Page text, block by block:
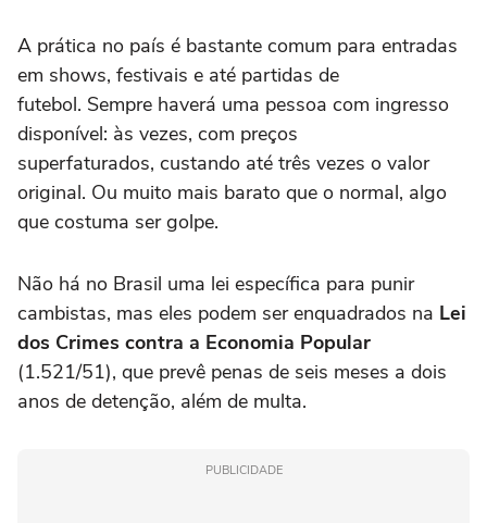
A prática no país é bastante comum para entradas
em shows, festivais e até partidas de
futebol. Sempre haverá uma pessoa com ingresso
disponível: às vezes, com preços
superfaturados, custando até três vezes o valor
original. Ou muito mais barato que o normal, algo
que costuma ser golpe.
Não há no Brasil uma lei específica para punir
cambistas, mas eles podem ser enquadrados na Lei
dos Crimes contra a Economia Popular
(1.521/51), que prevê penas de seis meses a dois
anos de detenção, além de multa.
PUBLICIDADE